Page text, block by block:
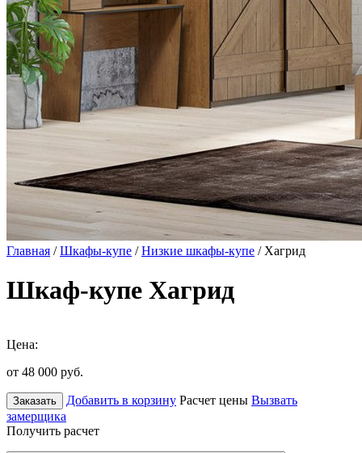
Главная /Шкафы-купе /Низкие шкафы-купе / Хагрид
Шкаф-купе Хагрид
Цена:
от 48 000 руб.
Заказать Добавить в корзину Расчет цены Вызвать
замерщика
Получить расчет